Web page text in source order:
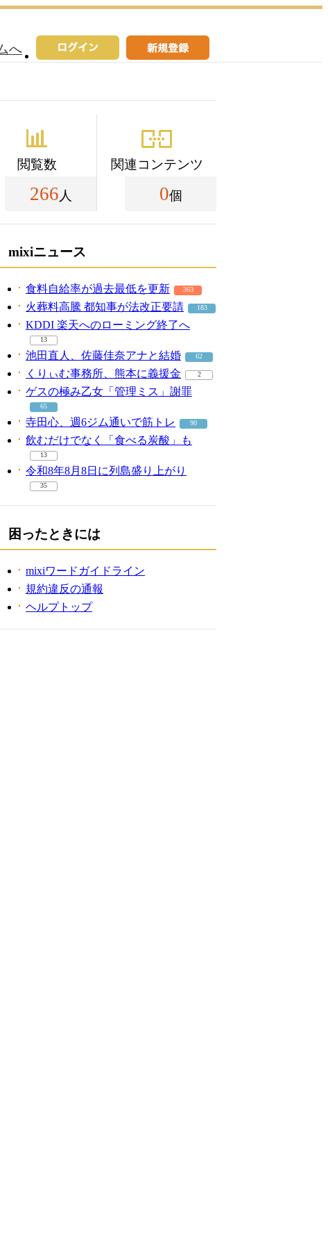
へ
閲覧数
266 人
関連コンテンツ
0個
mixiニュース
食料自給率が過去最低を更新 363
火葬料高騰 都知事が法改正要請 183
KDDI 楽天へのローミング終了へ
13
池田直人、佐藤佳奈アナと結婚 62
くりぃむ事務所、熊本に義援金 2
ゲスの極み乙女「管理ミス」謝罪
65
寺田心、週6ジム通いで筋トレ 90
飲むだけでなく「食べる炭酸」も
13
令和8年8月8日に列島盛り上がり
35
困ったときには
mixiワードガイドライン
規約違反の通報
ヘルプトップ